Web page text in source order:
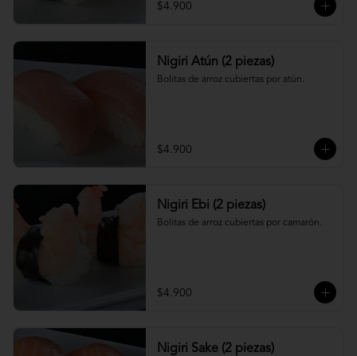
$4.900
Nigiri Atún (2 piezas)
Bolitas de arroz cubiertas por atún.
$4.900
Nigiri Ebi (2 piezas)
Bolitas de arroz cubiertas por camarón.
$4.900
Nigiri Sake (2 piezas)